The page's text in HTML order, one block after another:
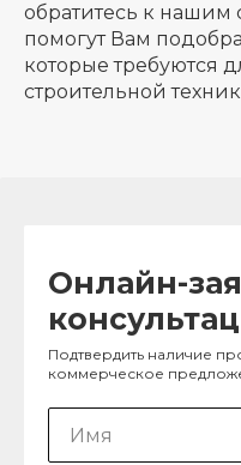
обратитесь к нашим
помогут Вам
которые требуются
строительной
Онлайн-
Подтвердить наличие
коммерческое